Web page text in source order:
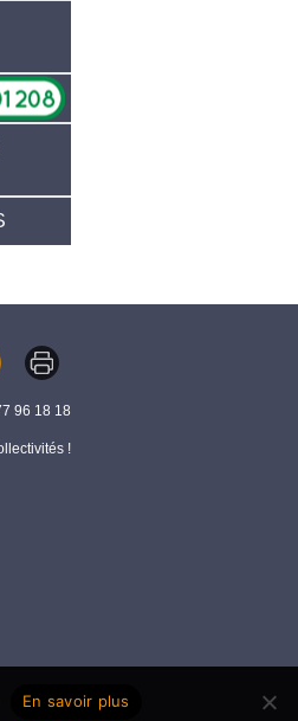
96 18 18
!
En savoir plus